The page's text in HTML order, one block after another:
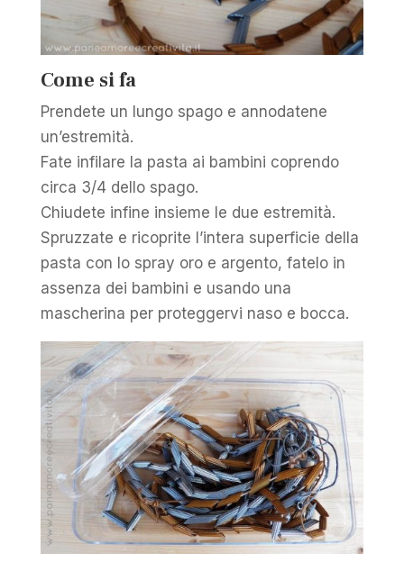
Come si fa
Prendete un lungo spago e annodatene
un’estremità.
Fate infilare la pasta ai bambini coprendo
circa 3/4 dello spago.
Chiudete infine insieme le due estremità.
Spruzzate e ricoprite l’intera superficie della
pasta con lo spray oro e argento, fatelo in
assenza dei bambini e usando una
mascherina per proteggervi naso e bocca.